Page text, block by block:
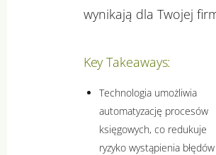
wynikają dla Twojej
Key Takeaways:
Technologia umożliwia
automatyzację procesów
księgowych, co redukuje
ryzyko wystąpienia błędów